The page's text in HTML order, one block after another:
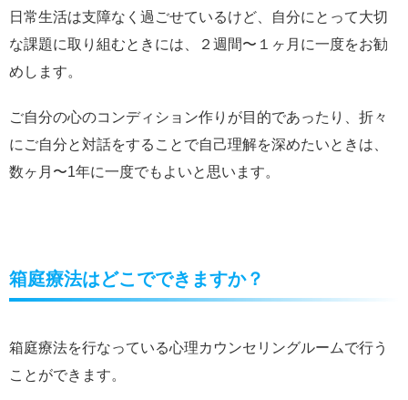
日常生活は支障なく過ごせているけど、自分にとって大切
な課題に取り組むときには、２週間〜１ヶ月に一度をお勧
めします。
ご自分の心のコンディション作りが目的であったり、折々
にご自分と対話をすることで自己理解を深めたいときは、
数ヶ月〜1年に一度でもよいと思います。
箱庭療法はどこでできますか？
箱庭療法を行なっている心理カウンセリングルームで行う
ことができます。